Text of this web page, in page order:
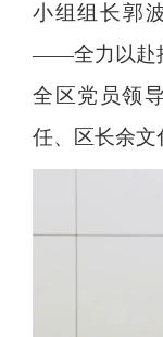
小组组长郭
——全力以赴
全区党员领
任、区长余文